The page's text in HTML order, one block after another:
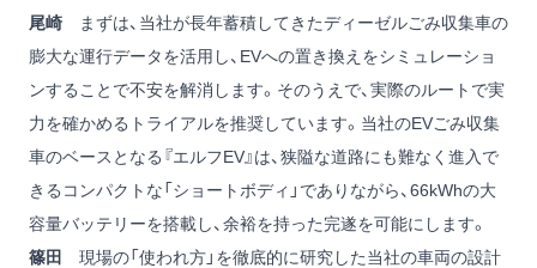
尾崎 まずは、当社が長年蓄積してきたディーゼルごみ収集車の
膨大な運行データを活用し、EVへの置き換えをシミュレーショ
ンすることで不安を解消します。そのうえで、実際のルートで実
力を確かめるトライアルを推奨しています。当社のEVごみ収集
車のベースとなる『エルフEV』は、狭隘な道路にも難なく進入で
きるコンパクトな「ショートボディ」でありながら、66kWhの大
容量バッテリーを搭載し、余裕を持った完遂を可能にします。
篠田 現場の「使われ方」を徹底的に研究した当社の車両の設計